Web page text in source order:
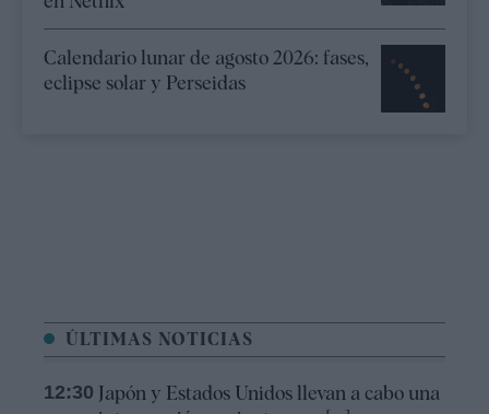
Calendario lunar de agosto 2026: fases,
eclipse solar y Perseidas
ÚLTIMAS NOTICIAS
12:30 Japón y Estados Unidos llevan a cabo una